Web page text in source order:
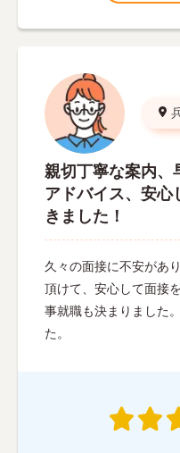
親切丁寧な案内、
アドバイス、安心
きました！
久々の面接に不安があ
頂けて、安心して面接
事就職も決まりました
た。